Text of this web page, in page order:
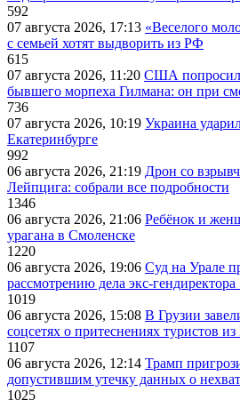
592
07 августа 2026, 17:13 «Веселого
с семьей хотят выдворить из РФ
615
07 августа 2026, 11:20 США
бывшего морпеха Гилмана: он при
736
07 августа 2026, 10:19 Украина
Екатеринбурге
992
06 августа 2026, 21:19 Дрон со
Лейпцига: собрали все подробности
1346
06 августа 2026, 21:06 Ребёнок и
урагана в Смоленске
1220
06 августа 2026, 19:06 Суд на Урале
рассмотрению дела экс-
1019
06 августа 2026, 15:08 В Грузии
соцсетях о притеснениях туристов
1107
06 августа 2026, 12:14 Трамп
допустившим утечку данных о
1025